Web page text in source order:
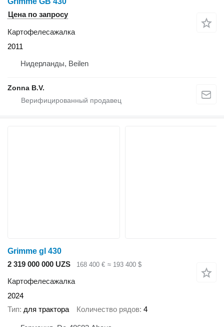
Цена по запросу
Картофелесажалка
2011
Нидерланды, Beilen
Zonna B.V.
Grimme gl 430
2 319 000 000 UZS
168 400 € ≈ 193 400 $
Картофелесажалка
2024
Тип для трактора Количество рядов 4